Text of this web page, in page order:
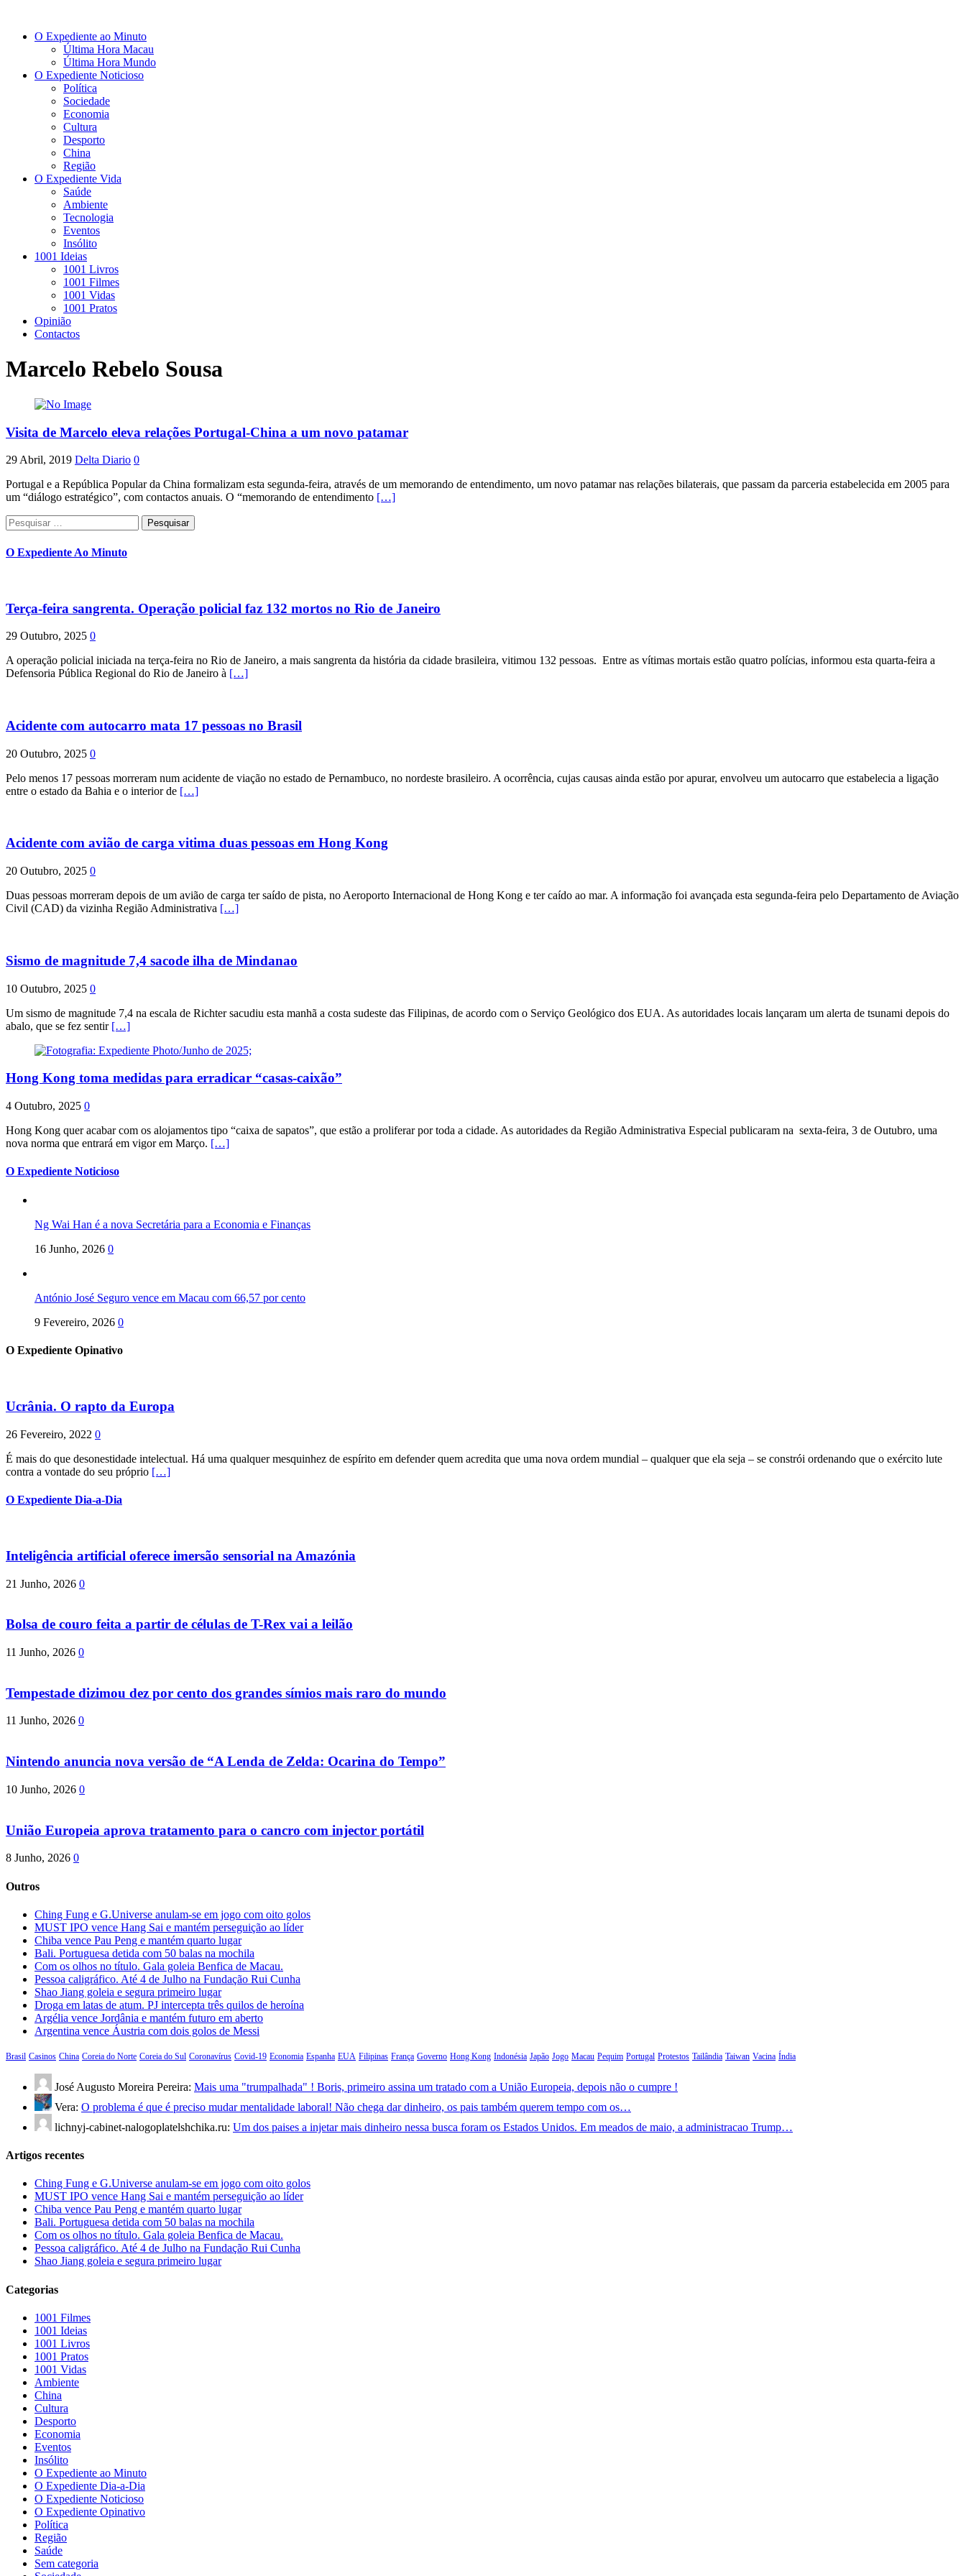
O Expediente ao Minuto
Última Hora Macau
Última Hora Mundo
O Expediente Noticioso
Política
Sociedade
Economia
Cultura
Desporto
China
Região
O Expediente Vida
Saúde
Ambiente
Tecnologia
Eventos
Insólito
1001 Ideias
1001 Livros
1001 Filmes
1001 Vidas
1001 Pratos
Opinião
Contactos
Marcelo Rebelo Sousa
Visita de Marcelo eleva relações Portugal-China a um novo patamar
29 Abril, 2019 Delta Diario 0
Portugal e a República Popular da China formalizam esta segunda-feira, através de um memorando de entendimento, um novo patamar nas relações bilaterais, que passam da parceria estabelecida em 2005 para
um “diálogo estratégico”, com contactos anuais. O “memorando de entendimento […]
Pesquisar
por:
O Expediente Ao Minuto
Terça-feira sangrenta. Operação policial faz 132 mortos no Rio de Janeiro
29 Outubro, 2025 0
A operação policial iniciada na terça-feira no Rio de Janeiro, a mais sangrenta da história da cidade brasileira, vitimou 132 pessoas. Entre as vítimas mortais estão quatro polícias, informou esta quarta-feira a
Defensoria Pública Regional do Rio de Janeiro à […]
Acidente com autocarro mata 17 pessoas no Brasil
20 Outubro, 2025 0
Pelo menos 17 pessoas morreram num acidente de viação no estado de Pernambuco, no nordeste brasileiro. A ocorrência, cujas causas ainda estão por apurar, envolveu um autocarro que estabelecia a ligação
entre o estado da Bahia e o interior de […]
Acidente com avião de carga vitima duas pessoas em Hong Kong
20 Outubro, 2025 0
Duas pessoas morreram depois de um avião de carga ter saído de pista, no Aeroporto Internacional de Hong Kong e ter caído ao mar. A informação foi avançada esta segunda-feira pelo Departamento de Aviação
Civil (CAD) da vizinha Região Administrativa […]
Sismo de magnitude 7,4 sacode ilha de Mindanao
10 Outubro, 2025 0
Um sismo de magnitude 7,4 na escala de Richter sacudiu esta manhã a costa sudeste das Filipinas, de acordo com o Serviço Geológico dos EUA. As autoridades locais lançaram um alerta de tsunami depois do
abalo, que se fez sentir […]
Hong Kong toma medidas para erradicar “casas-caixão”
4 Outubro, 2025 0
Hong Kong quer acabar com os alojamentos tipo “caixa de sapatos”, que estão a proliferar por toda a cidade. As autoridades da Região Administrativa Especial publicaram na sexta-feira, 3 de Outubro, uma
nova norma que entrará em vigor em Março. […]
O Expediente Noticioso
Ng Wai Han é a nova Secretária para a Economia e Finanças
16 Junho, 2026 0
António José Seguro vence em Macau com 66,57 por cento
9 Fevereiro, 2026 0
O Expediente Opinativo
Ucrânia. O rapto da Europa
26 Fevereiro, 2022 0
É mais do que desonestidade intelectual. Há uma qualquer mesquinhez de espírito em defender quem acredita que uma nova ordem mundial – qualquer que ela seja – se constrói ordenando que o exército lute
contra a vontade do seu próprio […]
O Expediente Dia-a-Dia
Inteligência artificial oferece imersão sensorial na Amazónia
21 Junho, 2026 0
Bolsa de couro feita a partir de células de T-Rex vai a leilão
11 Junho, 2026 0
Tempestade dizimou dez por cento dos grandes símios mais raro do mundo
11 Junho, 2026 0
Nintendo anuncia nova versão de “A Lenda de Zelda: Ocarina do Tempo”
10 Junho, 2026 0
União Europeia aprova tratamento para o cancro com injector portátil
8 Junho, 2026 0
Outros
Ching Fung e G.Universe anulam-se em jogo com oito golos
MUST IPO vence Hang Sai e mantém perseguição ao líder
Chiba vence Pau Peng e mantém quarto lugar
Bali. Portuguesa detida com 50 balas na mochila
Com os olhos no título. Gala goleia Benfica de Macau.
Pessoa caligráfico. Até 4 de Julho na Fundação Rui Cunha
Shao Jiang goleia e segura primeiro lugar
Droga em latas de atum. PJ intercepta três quilos de heroína
Argélia vence Jordânia e mantém futuro em aberto
Argentina vence Áustria com dois golos de Messi
Brasil Casinos China Coreia do Norte Coreia do Sul Coronavírus Covid-19 Economia Espanha EUA Filipinas França Governo Hong Kong Indonésia Japão Jogo Macau Pequim Portugal Protestos Tailândia Taiwan Vacina Índia
José Augusto Moreira Pereira: Mais uma "trumpalhada" ! Boris, primeiro assina um tratado com a União Europeia, depois não o cumpre !
Vera: O problema é que é preciso mudar mentalidade laboral! Não chega dar dinheiro, os pais também querem tempo com os…
lichnyj-cabinet-nalogoplatelshchika.ru: Um dos paises a injetar mais dinheiro nessa busca foram os Estados Unidos. Em meados de maio, a administracao Trump…
Artigos recentes
Ching Fung e G.Universe anulam-se em jogo com oito golos
MUST IPO vence Hang Sai e mantém perseguição ao líder
Chiba vence Pau Peng e mantém quarto lugar
Bali. Portuguesa detida com 50 balas na mochila
Com os olhos no título. Gala goleia Benfica de Macau.
Pessoa caligráfico. Até 4 de Julho na Fundação Rui Cunha
Shao Jiang goleia e segura primeiro lugar
Categorias
1001 Filmes
1001 Ideias
1001 Livros
1001 Pratos
1001 Vidas
Ambiente
China
Cultura
Desporto
Economia
Eventos
Insólito
O Expediente ao Minuto
O Expediente Dia-a-Dia
O Expediente Noticioso
O Expediente Opinativo
Política
Região
Saúde
Sem categoria